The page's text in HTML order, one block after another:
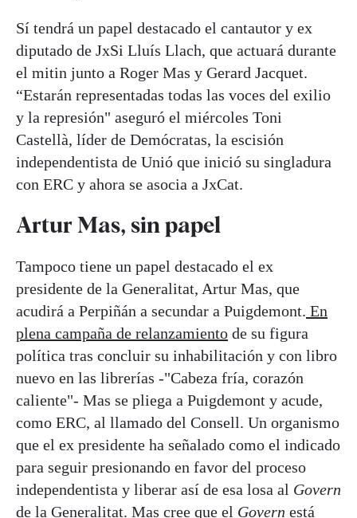
Sí tendrá un papel destacado el cantautor y ex
diputado de JxSi Lluís Llach, que actuará durante
el mitin junto a Roger Mas y Gerard Jacquet.
“Estarán representadas todas las voces del exilio
y la represión" aseguró el miércoles Toni
Castellà, líder de Demócratas, la escisión
independentista de Unió que inició su singladura
con ERC y ahora se asocia a JxCat.
Artur Mas, sin papel
Tampoco tiene un papel destacado el ex
presidente de la Generalitat, Artur Mas, que
acudirá a Perpiñán a secundar a Puigdemont. En
plena campaña de relanzamiento de su figura
política tras concluir su inhabilitación y con libro
nuevo en las librerías -"Cabeza fría, corazón
caliente"- Mas se pliega a Puigdemont y acude,
como ERC, al llamado del Consell. Un organismo
que el ex presidente ha señalado como el indicado
para seguir presionando en favor del proceso
independentista y liberar así de esa losa al Govern
de la Generalitat. Mas cree que el Govern está